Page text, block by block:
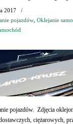
2017
/
pojazdów Oklejanie
pojazdów. Zdjęcia
ciężarowych,